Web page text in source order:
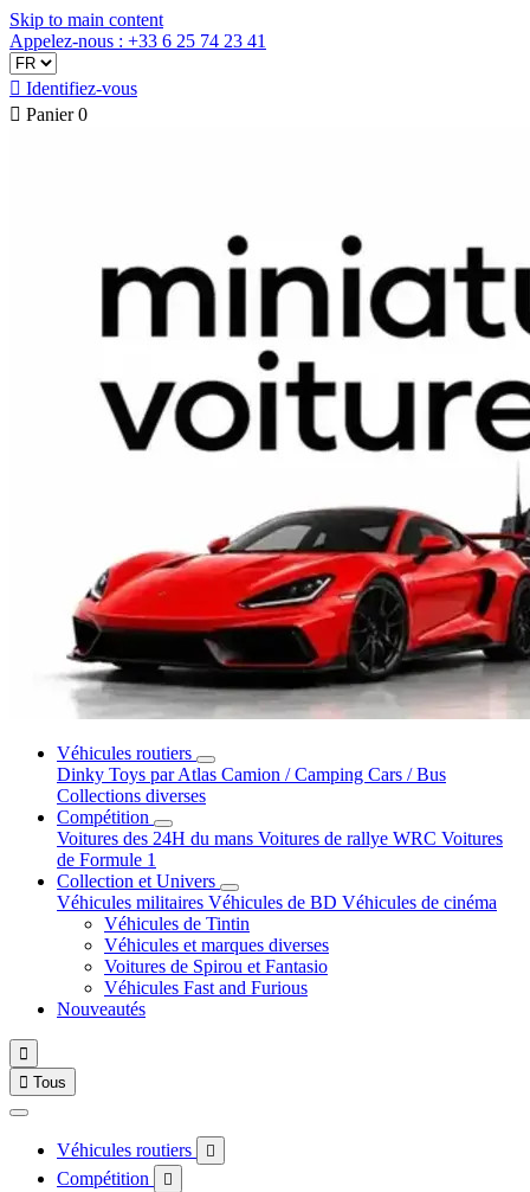
Skip to main content
Appelez-nous : +33 6 25 74 23 41
 Identifiez-vous
 Panier 0
Véhicules routiers
Dinky Toys par Atlas Camion / Camping Cars / Bus
Collections diverses
Compétition
Voitures des 24H du mans Voitures de rallye WRC Voitures
de Formule 1
Collection et Univers
Véhicules militaires Véhicules de BD Véhicules de cinéma
Véhicules de Tintin
Véhicules et marques diverses
Voitures de Spirou et Fantasio
Véhicules Fast and Furious
Nouveautés

 Tous
Véhicules routiers 
Compétition 